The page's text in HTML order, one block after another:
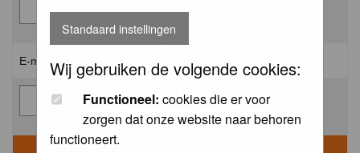
Standaard instellingen
Wij gebruiken de volgende cookies:
Functioneel: cookies die er voor
zorgen dat onze website naar behoren
functioneert.
E-mail address: *